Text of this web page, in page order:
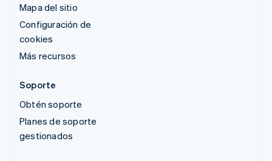
Mapa del sitio
Configuración de
cookies
Más recursos
Soporte
Obtén soporte
Planes de soporte
gestionados